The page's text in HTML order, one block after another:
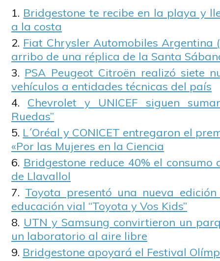
Bridgestone te recibe en la playa y
a la costa
Fiat Chrysler Automobiles Argentina
arribo de una réplica de la Santa
PSA Peugeot Citroën realizó siete
vehículos a entidades técnicas del país
Chevrolet y UNICEF siguen
Ruedas”
L´Oréal y CONICET entregaron el
«Por las Mujeres en la Ciencia
Bridgestone reduce 40% el
de Llavallol
Toyota presentó una nueva
educación vial “Toyota y Vos Kids”
UTN y Samsung convirtieron un
un laboratorio al aire libre
Bridgestone apoyará el Festival